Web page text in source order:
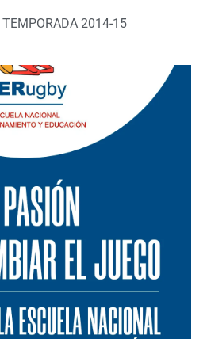
TEMPORADA 2014-15